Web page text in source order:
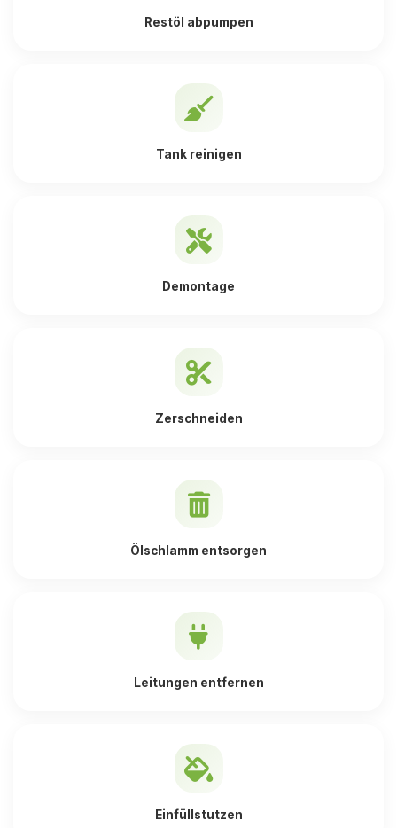
Restöl abpumpen
Tank reinigen
Demontage
Zerschneiden
Ölschlamm entsorgen
Leitungen entfernen
Einfüllstutzen